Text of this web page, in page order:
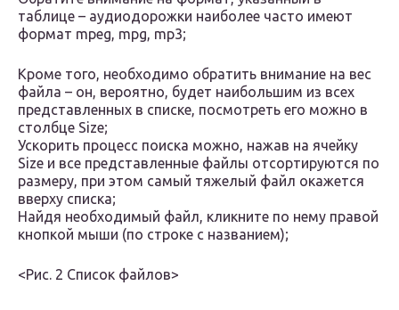
таблице – аудиодорожки наиболее часто имеют
формат mpeg, mpg, mp3;
Кроме того, необходимо обратить внимание на вес
файла – он, вероятно, будет наибольшим из всех
представленных в списке, посмотреть его можно в
столбце Size;
Ускорить процесс поиска можно, нажав на ячейку
Size и все представленные файлы отсортируются по
размеру, при этом самый тяжелый файл окажется
вверху списка;
Найдя необходимый файл, кликните по нему правой
кнопкой мыши (по строке с названием);
<Рис. 2 Список файлов>